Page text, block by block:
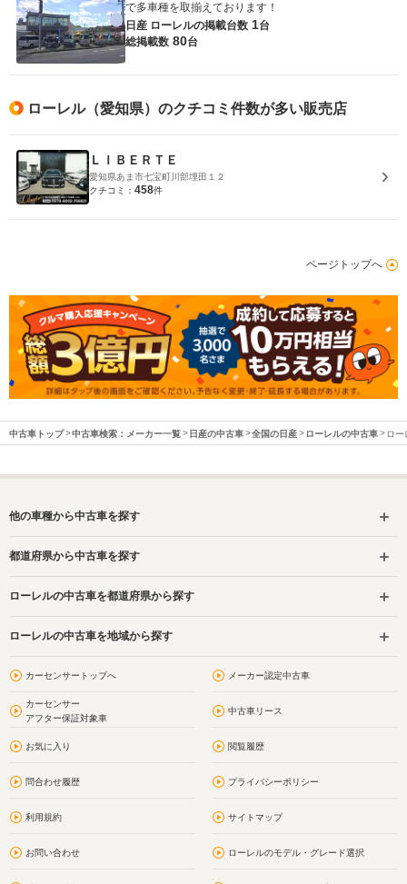
で多車種を取揃えております！
日産 ローレルの掲載台数 1台
総掲載数 80台
ローレル（愛知県）のクチコミ件数が多い販売店
ＬＩＢＥＲＴＥ
愛知県あま市七宝町川部埋田１２
クチコミ： 458件
ページトップへ
中古車トップ 中古車検索：メーカー一覧 日産の中古車 全国の日産 ローレルの中古車 ロ
他の車種から中古車を探す
都道府県から中古車を探す
ローレルの中古車を都道府県から探す
ローレルの中古車を地域から探す
カーセンサートップへ メーカー認定中古車
カーセンサー
アフター保証対象車
中古車リース
お気に入り 閲覧履歴
問合わせ履歴 プライバシーポリシー
利用規約 サイトマップ
お問い合わせ ローレルのモデル・グレード選択